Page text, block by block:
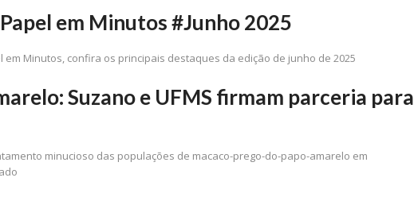
em Minutos #Junho 2025
em Minutos, confira os principais destaques da edição de junho de 2025
Suzano e UFMS firmam parceria para
minucioso das populações de macaco-prego-do-papo-amarelo em